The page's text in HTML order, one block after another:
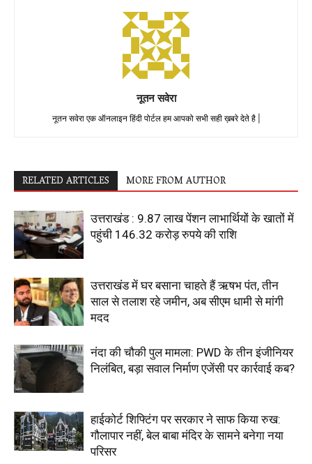
नूतन सवेरा
नूतन सवेरा एक ऑनलाइन हिंदी पोर्टल हम आपको सभी सही ख़बरे देते है |
RELATED ARTICLES MORE FROM AUTHOR
उत्तराखंड : 9.87 लाख पेंशन लाभार्थियों के खातों में
पहुंची 146.32 करोड़ रुपये की राशि
उत्तराखंड में घर बसाना चाहते हैं ऋषभ पंत, तीन
साल से तलाश रहे जमीन, अब सीएम धामी से मांगी
मदद
नंदा की चौकी पुल मामला: PWD के तीन इंजीनियर
निलंबित, बड़ा सवाल निर्माण एजेंसी पर कार्रवाई कब?
हाईकोर्ट शिफ्टिंग पर सरकार ने साफ किया रुख:
गौलापार नहीं, बेल बाबा मंदिर के सामने बनेगा नया
परिसर